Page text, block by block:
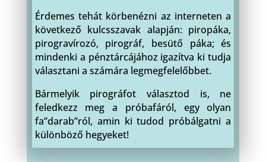
Érdemes tehát körbenézni az interneten a
következő kulcsszavak alapján: piropáka,
pirogravírozó, pirográf, besütő páka; és
mindenki a pénztárcájához igazítva ki tudja
választani a számára legmegfelelőbbet.
Bármelyik pirográfot választod is, ne
feledkezz meg a próbafáról, egy olyan
fa”darab”ról, amin ki tudod próbálgatni a
különböző hegyeket!